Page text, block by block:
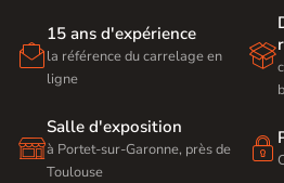

15 ans d'expérience
la référence du carrelage en
ligne


Salle d'exposition
à Portet-sur-Garonne, près de
Toulouse
